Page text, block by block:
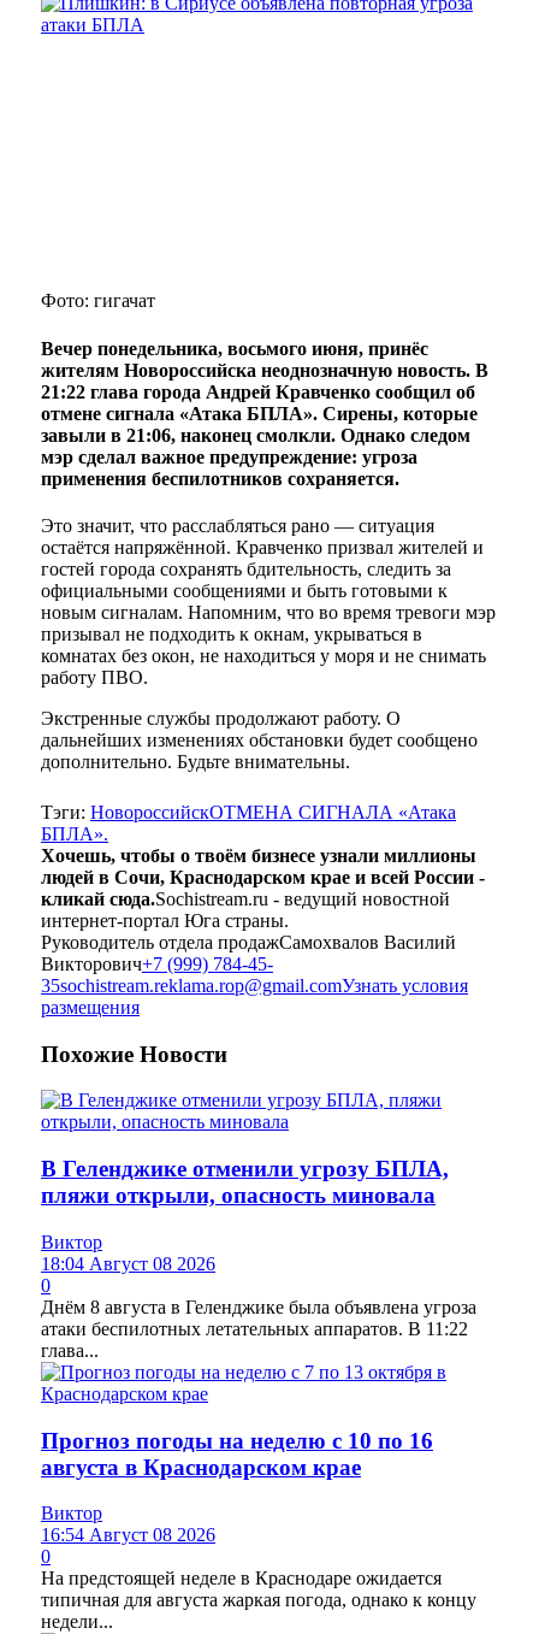
Фото: гигачат
Вечер понедельника, восьмого июня, принёс
жителям Новороссийска неоднозначную новость. В
21:22 глава города Андрей Кравченко сообщил об
отмене сигнала «Атака БПЛА». Сирены, которые
завыли в 21:06, наконец смолкли. Однако следом
мэр сделал важное предупреждение: угроза
применения беспилотников сохраняется.
Это значит, что расслабляться рано — ситуация
остаётся напряжённой. Кравченко призвал жителей и
гостей города сохранять бдительность, следить за
официальными сообщениями и быть готовыми к
новым сигналам. Напомним, что во время тревоги мэр
призывал не подходить к окнам, укрываться в
комнатах без окон, не находиться у моря и не снимать
работу ПВО.
Экстренные службы продолжают работу. О
дальнейших изменениях обстановки будет сообщено
дополнительно. Будьте внимательны.
Тэги: НовороссийскОТМЕНА СИГНАЛА «Атака
БПЛА».
Хочешь, чтобы о твоём бизнесе узнали миллионы
людей в Сочи, Краснодарском крае и всей России -
кликай сюда.Sochistream.ru - ведущий новостной
интернет-портал Юга страны.
Руководитель отдела продажСамохвалов Василий
Викторович+7 (999) 784-45-
35sochistream.reklama.rop@gmail.comУзнать условия
размещения
Похожие Новости
В Геленджике отменили угрозу БПЛА,
пляжи открыли, опасность миновала
Виктор
18:04 Август 08 2026
0
Днём 8 августа в Геленджике была объявлена угроза
атаки беспилотных летательных аппаратов. В 11:22
глава...
Прогноз погоды на неделю с 10 по 16
августа в Краснодарском крае
Виктор
16:54 Август 08 2026
0
На предстоящей неделе в Краснодаре ожидается
типичная для августа жаркая погода, однако к концу
недели...